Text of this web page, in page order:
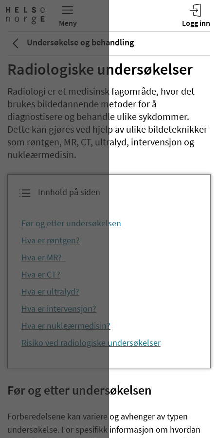
Undersøkelse og behandling
Radiologiske undersøkelser
Radiologi er et medisinsk fagområde, hvor det
brukes bildedannende metoder for å
diagnostisere og behandle ulike sykdommer.
Dette kan gjøres ved hjelp av ulike bildeteknikker
som røntgen, MR, CT, ultralyd, intervensjon og
nukleærmedisin.
Innhold på siden
Før og etter undersøkelsen
Hva er røntgen?
Hva er MR?
Hva er CT?
Hva er ultralyd?
Hva er intervensjon?
Hva er nukleærmedisin?
Risiko ved radiologiske undersøkelser
Før og etter undersøkelsen
Forberedelsene kan variere og avhenger av typen
undersøkelse. For spesifikk informasjon om hvordan